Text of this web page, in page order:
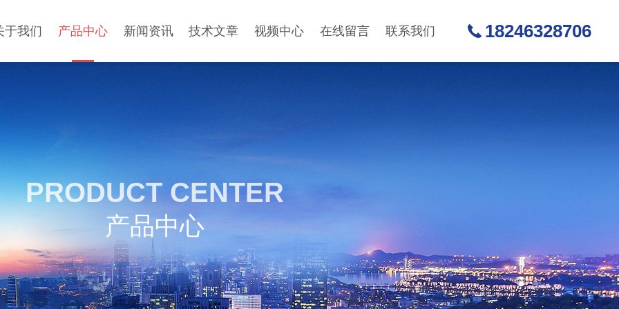
于我们 产品中心 新闻资讯 技术文章 视频中心 在线留言 联系我们 18246328706
PRODUCT CENTER
产品中心